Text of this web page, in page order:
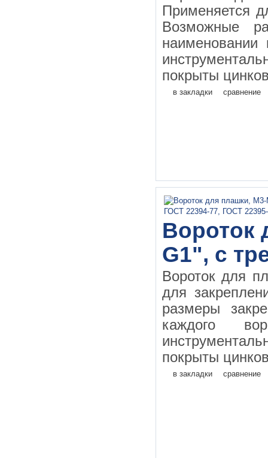
Применяется
Возможные
наименовании
покрыты
в закладки сравнение
Вороток
G1", с
Вороток для
для
размеры
каждого
покрыты
в закладки сравнение